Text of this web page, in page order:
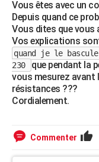
Vous êtes avec un
Depuis quand ce
Vous dites que vous
Vos explications
quand je le
230
que pendant la
vous mesurez avant
résistances ???
Cordialement.
Commenter